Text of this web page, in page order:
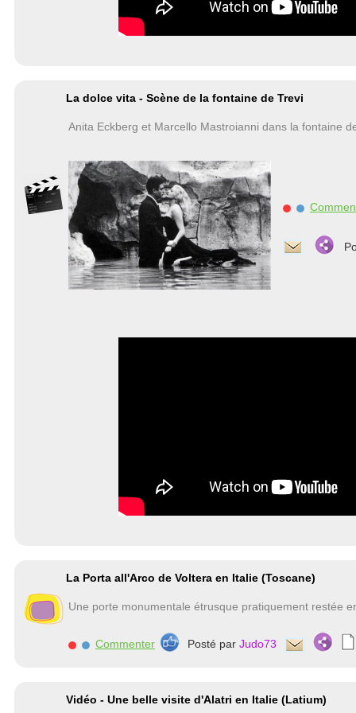
La dolce vita - Scène de la fontaine de Trevi
Anita Eckberg et Marcello Mastroianni dans la fontaine
La Porta all'Arco de Voltera en Italie (Toscane)
Une porte monumentale étrusque pratiquement restée
Commenter Posté par Judo73
Vidéo - Une belle visite d'Alatri en Italie (Latium)